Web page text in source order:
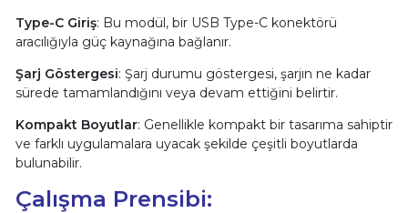
Type-C Giriş: Bu modül, bir USB Type-C konektörü
aracılığıyla güç kaynağına bağlanır.
Şarj Göstergesi: Şarj durumu göstergesi, şarjın ne kadar
sürede tamamlandığını veya devam ettiğini belirtir.
Kompakt Boyutlar: Genellikle kompakt bir tasarıma sahiptir
ve farklı uygulamalara uyacak şekilde çeşitli boyutlarda
bulunabilir.
Çalışma Prensibi: